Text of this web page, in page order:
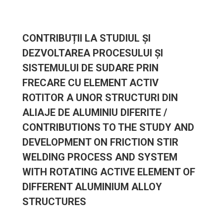
CONTRIBUȚII LA STUDIUL ȘI
DEZVOLTAREA PROCESULUI ȘI
SISTEMULUI DE SUDARE PRIN
FRECARE CU ELEMENT ACTIV
ROTITOR A UNOR STRUCTURI DIN
ALIAJE DE ALUMINIU DIFERITE /
CONTRIBUTIONS TO THE STUDY AND
DEVELOPMENT ON FRICTION STIR
WELDING PROCESS AND SYSTEM
WITH ROTATING ACTIVE ELEMENT OF
DIFFERENT ALUMINIUM ALLOY
STRUCTURES